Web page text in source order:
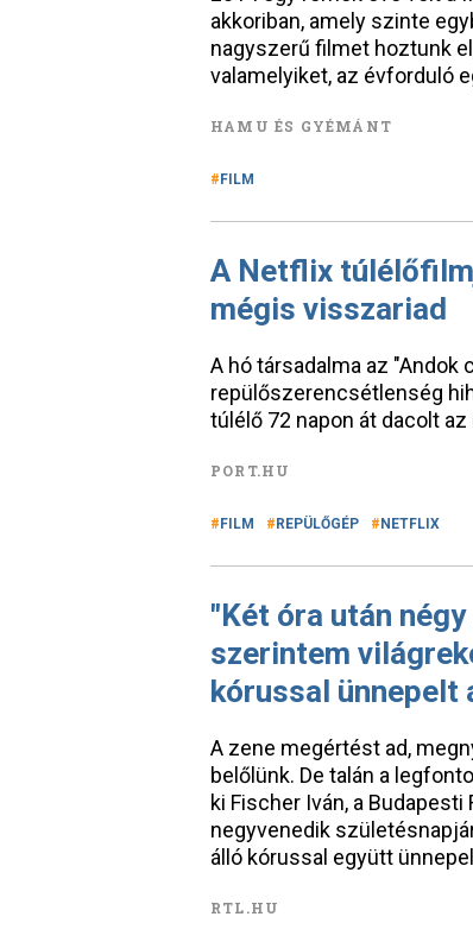
akkoriban, amely szinte
nagyszerű filmet hoztunk
valamelyiket, az évforduló
HAMU ÉS GYÉMÁNT
FILM
A Netflix
mégis visszariad
A hó társadalma az "Andok
repülőszerencsétlenség
túlélő 72 napon át dacolt
PORT.HU
FILM REPÜLŐGÉP NETFLIX
"Két óra után
szerintem
kórussal ünnepelt
A zene megértést ad,
belőlünk. De talán a
ki Fischer Iván, a
negyvenedik
álló kórussal együtt
RTL.HU